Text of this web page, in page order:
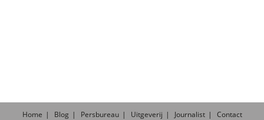
Home Blog Persbureau Uitgeverij Journalist Contact